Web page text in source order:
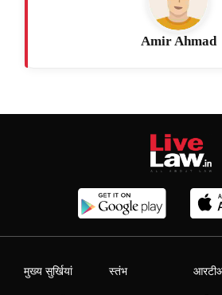
Amir Ahmad
मुख्य सुर्खियां स्तंभ